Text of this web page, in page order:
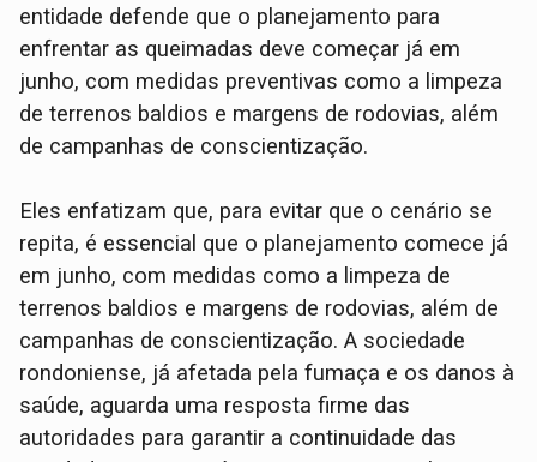
entidade defende que o planejamento para
enfrentar as queimadas deve começar já em
junho, com medidas preventivas como a limpeza
de terrenos baldios e margens de rodovias, além
de campanhas de conscientização.
Eles enfatizam que, para evitar que o cenário se
repita, é essencial que o planejamento comece já
em junho, com medidas como a limpeza de
terrenos baldios e margens de rodovias, além de
campanhas de conscientização. A sociedade
rondoniense, já afetada pela fumaça e os danos à
saúde, aguarda uma resposta firme das
autoridades para garantir a continuidade das